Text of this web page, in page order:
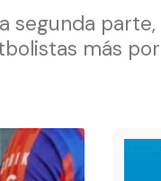
segunda
más